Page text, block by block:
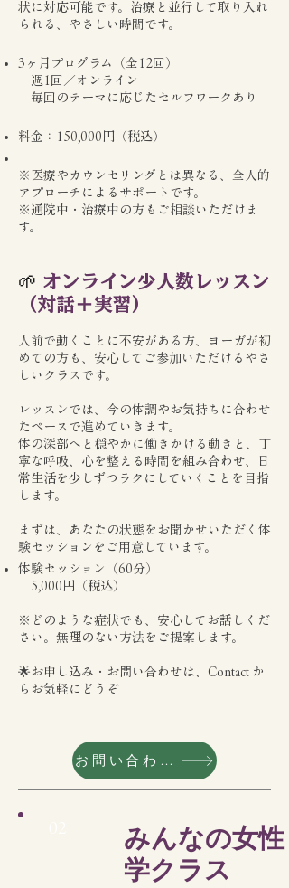
状に対応可能です。治療と並行して取り入れ
られる、やさしい時間です。
3ヶ月プログラム（全12回）
週1回／オンライン
毎回のテーマに応じたセルフワークあり
料金：150,000円（税込）
※医療やカウンセリングとは異なる、全人的
アプローチによるサポートです。
※通院中・治療中の方もご相談いただけま
す。
🌱 オンライン少人数レッスン
（対話＋実習）
人前で動くことに不安がある方、ヨーガが初
めての方も、安心してご参加いただけるやさ
しいクラスです。
レッスンでは、今の体調やお気持ちに合わせ
たペースで進めていきます。
体の深部へと穏やかに働きかける動きと、丁
寧な呼吸、心を整える時間を組み合わせ、日
常生活を少しずつラクにしていくことを目指
します。
まずは、あなたの状態をお聞かせいただく体
験セッションをご用意しています。
体験セッション（60分）
5,000円（税込）
※どのような症状でも、安心してお話しくだ
さい。無理のない方法をご提案します。
​🌟お申し込み・お問い合わせは、Contact か
らお気軽にどうぞ
お問い合わせはこちらから
みんなの女性
学クラス